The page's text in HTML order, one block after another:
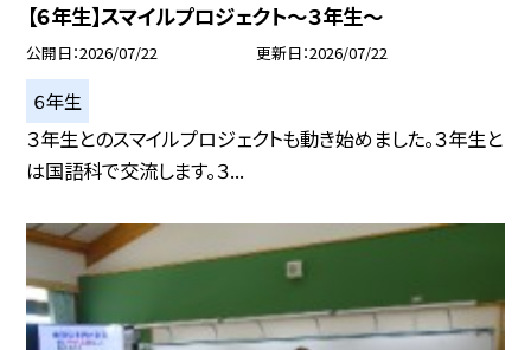
【６年生】スマイルプロジェクト～３年生～
公開日 2026/07/22 更新日 2026/07/22
６年生
３年生とのスマイルプロジェクトも動き始めました。３年生と
は国語科で交流します。３...